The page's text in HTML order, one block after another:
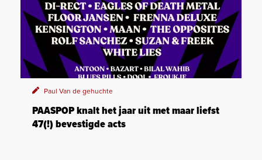
Paul Van de gehuchte
PAASPOP knalt het jaar uit met maar liefst
47(!) bevestigde acts